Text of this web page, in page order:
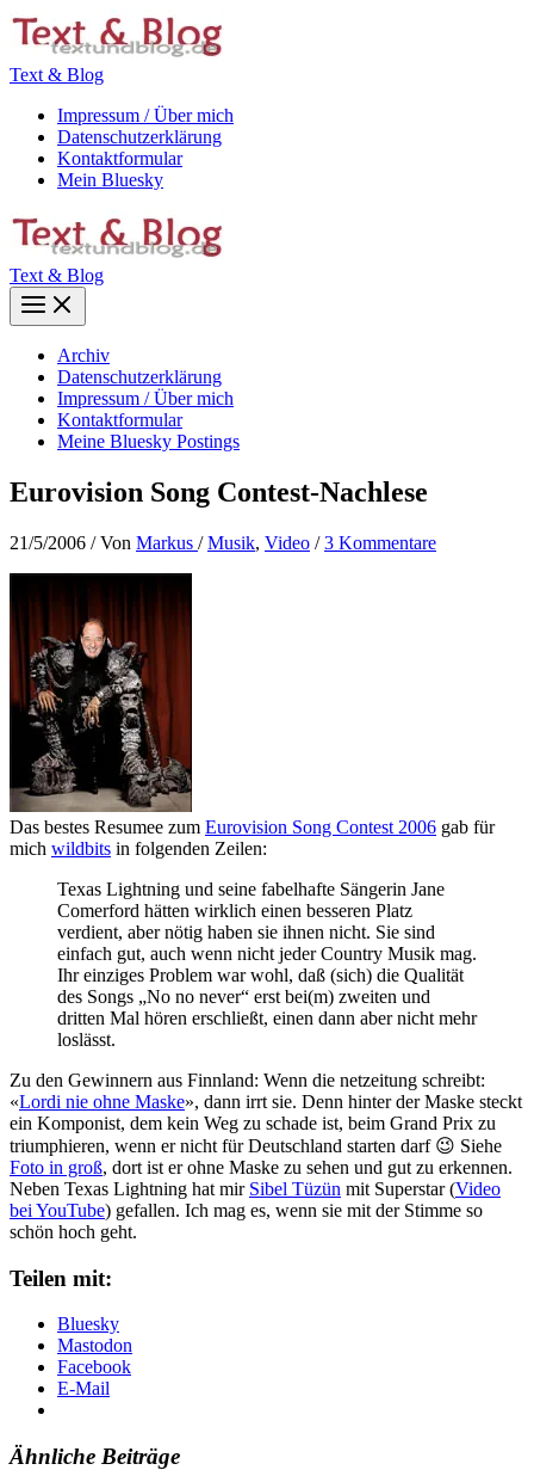
Zum
Inhalt
Text & Blog
Impressum / Über mich
Datenschutzerklärung
Kontaktformular
Mein Bluesky
Text & Blog
Main
Menu
Archiv
Datenschutzerklärung
Impressum / Über mich
Kontaktformular
Meine Bluesky Postings
Eurovision Song Contest-Nachlese
21/5/2006 / Von Markus /Musik, Video /3 Kommentare
Das bestes Resumee zum Eurovision Song Contest 2006 gab für
mich wildbits in folgenden Zeilen:
Texas Lightning und seine fabelhafte Sängerin Jane
Comerford hätten wirklich einen besseren Platz
verdient, aber nötig haben sie ihnen nicht. Sie sind
einfach gut, auch wenn nicht jeder Country Musik mag.
Ihr einziges Problem war wohl, daß (sich) die Qualität
des Songs „No no never“ erst bei(m) zweiten und
dritten Mal hören erschließt, einen dann aber nicht mehr
loslässt.
Zu den Gewinnern aus Finnland: Wenn die netzeitung schreibt:
«Lordi nie ohne Maske», dann irrt sie. Denn hinter der Maske steckt
ein Komponist, dem kein Weg zu schade ist, beim Grand Prix zu
triumphieren, wenn er nicht für Deutschland starten darf 😉 Siehe
Foto in groß, dort ist er ohne Maske zu sehen und gut zu erkennen.
Neben Texas Lightning hat mir Sibel Tüzün mit Superstar (Video
bei YouTube) gefallen. Ich mag es, wenn sie mit der Stimme so
schön hoch geht.
Teilen mit:
Bluesky
Mastodon
Facebook
E-Mail
Ähnliche Beiträge